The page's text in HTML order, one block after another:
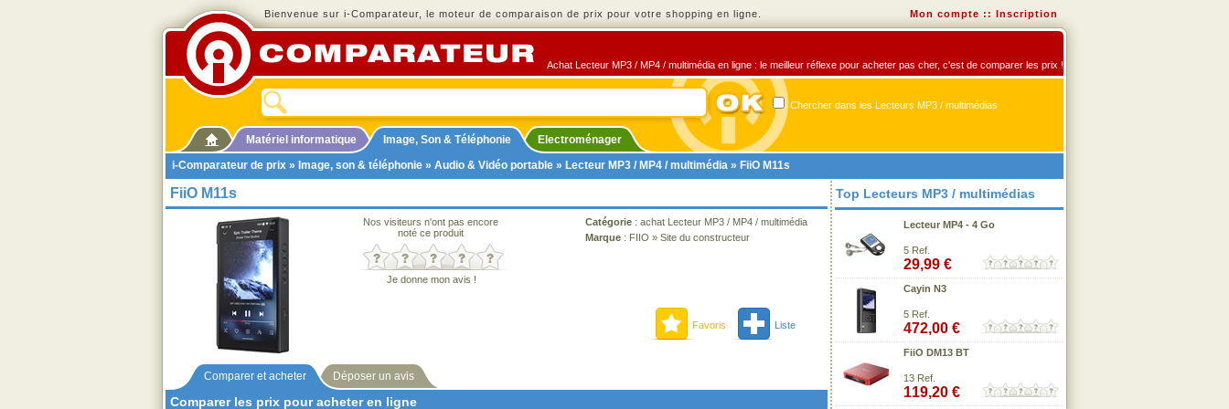
Bienvenue sur i-Comparateur, le moteur de comparaison de prix pour votre shopping en ligne. Mon compte :: Inscription
Achat Lecteur MP3 / MP4 / multimédia en ligne : le meilleur réflexe pour acheter pas cher, c'est de comparer les prix !
Chercher dans les Lecteurs MP3 / multimédias
Matériel informatique Image, Son & Téléphonie
Electroménager
i-Comparateur de prix » Image, son & téléphonie » Audio & Vidéo portable » Lecteur MP3 / MP4 / multimédia » FiiO M11s
FiiO M11s
Nos visiteurs n'ont pas encore
noté ce produit
Je donne mon avis !
Catégorie : achat Lecteur MP3 / MP4 / multimédia
Marque : FIIO » Site du constructeur
Favoris Liste
Comparer et acheter Déposer un avis
Comparer les prix pour acheter en ligne
Top Lecteurs MP3 / multimédias
Lecteur MP4 - 4 Go
5 Ref.
29,99 €
Cayin N3
5 Ref.
472,00 €
FiiO DM13 BT
13 Ref.
119,20 €